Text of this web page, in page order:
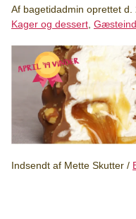
Af bagetidadmin oprettet d.
Kager og dessert
Indsendt af Mette Skutter /